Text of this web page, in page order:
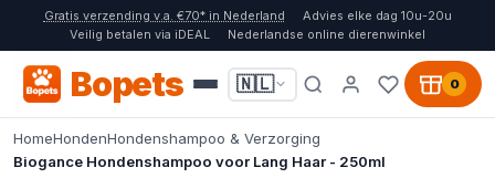
Gratis verzending v.a. €70* in Nederland
Advies elke dag 10u-20u
Veilig betalen via iDEAL
Nederlandse online dierenwinkel
Bopets 🇳🇱 0
HomeHondenHondenshampoo & Verzorging
Biogance Hondenshampoo voor Lang Haar - 250ml